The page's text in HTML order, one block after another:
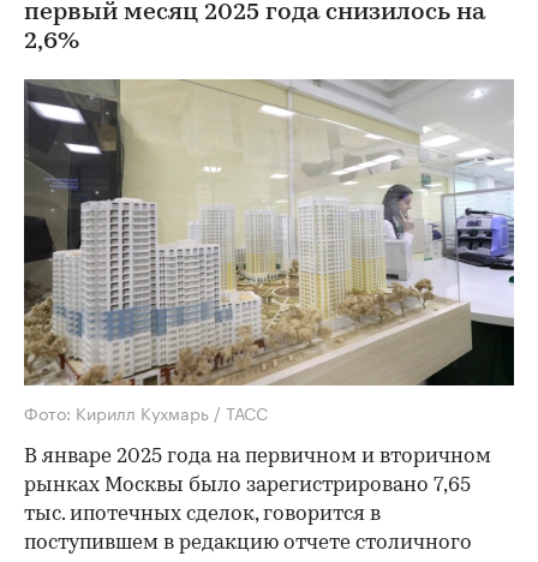
первый месяц 2025 года снизилось на
2,6%
Фото: Кирилл Кухмарь / ТАСС
В январе 2025 года на первичном и вторичном
рынках Москвы было зарегистрировано 7,65
тыс. ипотечных сделок, говорится в
поступившем в редакцию отчете столичного